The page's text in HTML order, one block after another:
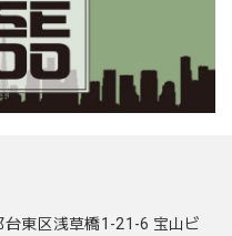
東区浅草橋1-21-6 宝山ビ